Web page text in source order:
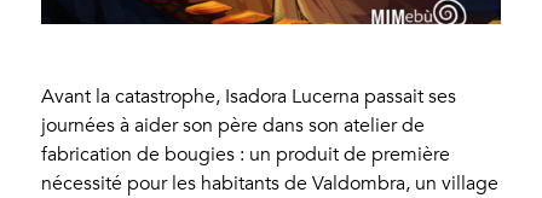
Avant la catastrophe, Isadora Lucerna passait ses
journées à aider son père dans son atelier de
fabrication de bougies : un produit de première
nécessité pour les habitants de Valdombra, un village